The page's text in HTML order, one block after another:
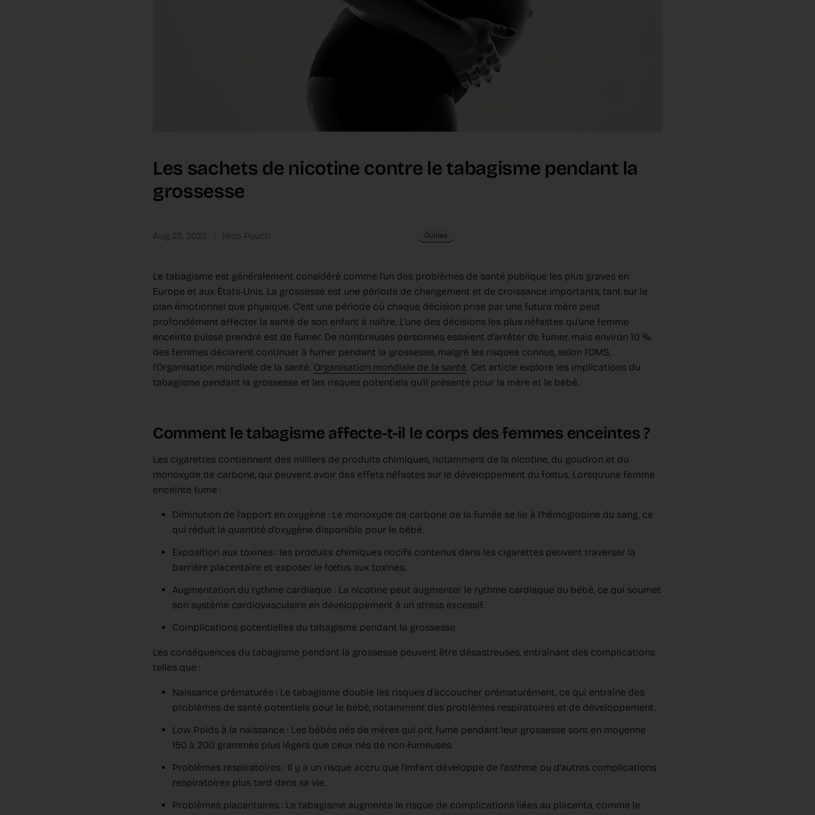
Les sachets de nicotine contre le tabagisme pendant la
grossesse
Aug 23, 2023 Nico Pouch Guides
Le tabagisme est généralement considéré comme l'un des problèmes de santé publique les plus graves en
Europe et aux États-Unis. La grossesse est une période de changement et de croissance importants, tant sur le
plan émotionnel que physique. C'est une période où chaque décision prise par une future mère peut
profondément affecter la santé de son enfant à naître. L'une des décisions les plus néfastes qu'une femme
enceinte puisse prendre est de fumer. De nombreuses personnes essaient d'arrêter de fumer, mais environ 10 %
des femmes déclarent continuer à fumer pendant la grossesse, malgré les risques connus, selon l'OMS,
l'Organisation mondiale de la santé. Organisation mondiale de la santé. Cet article explore les implications du
tabagisme pendant la grossesse et les risques potentiels qu'il présente pour la mère et le bébé.
Comment le tabagisme affecte-t-il le corps des femmes enceintes ?
Les cigarettes contiennent des milliers de produits chimiques, notamment de la nicotine, du goudron et du
monoxyde de carbone, qui peuvent avoir des effets néfastes sur le développement du fœtus. Lorsqu'une femme
enceinte fume :
Diminution de l'apport en oxygène : Le monoxyde de carbone de la fumée se lie à l'hémoglobine du sang, ce
qui réduit la quantité d'oxygène disponible pour le bébé.
Exposition aux toxines : les produits chimiques nocifs contenus dans les cigarettes peuvent traverser la
barrière placentaire et exposer le fœtus aux toxines.
Augmentation du rythme cardiaque : La nicotine peut augmenter le rythme cardiaque du bébé, ce qui soumet
son système cardiovasculaire en développement à un stress excessif.
Complications potentielles du tabagisme pendant la grossesse
Les conséquences du tabagisme pendant la grossesse peuvent être désastreuses, entraînant des complications
telles que :
Naissance prématurée : Le tabagisme double les risques d'accoucher prématurément, ce qui entraîne des
problèmes de santé potentiels pour le bébé, notamment des problèmes respiratoires et de développement.
Low Poids à la naissance : Les bébés nés de mères qui ont fumé pendant leur grossesse sont en moyenne
150 à 200 grammes plus légers que ceux nés de non-fumeuses.
Problèmes respiratoires : Il y a un risque accru que l'enfant développe de l'asthme ou d'autres complications
respiratoires plus tard dans sa vie.
Problèmes placentaires : Le tabagisme augmente le risque de complications liées au placenta, comme le